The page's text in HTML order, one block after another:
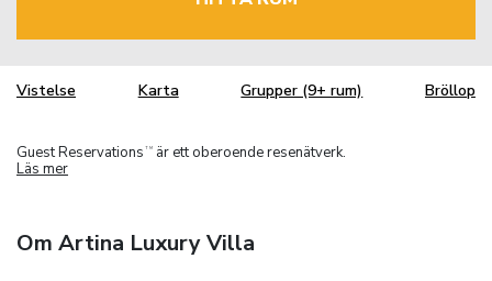
Vistelse Karta Grupper (9+ rum) Bröllop
Guest Reservations TM
är ett oberoende resenätverk.
Läs mer
Om Artina Luxury Villa